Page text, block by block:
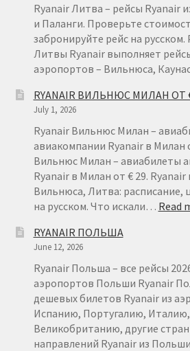
Ryanair Литва – рейсы Ryanair
и Паланги. Проверьте
забронируйте рейс на русском.
Литвы Ryanair выполняет
аэропортов – Вильнюса,
RYANAIR ВИЛЬНЮС МИЛАН ОТ
July 1, 2026
Ryanair Вильнюс Милан –
авиакомпании Ryanair в Милан
Вильнюс Милан – авиабилеты
Ryanair в Милан от € 29. Ryanair
Вильнюса, Литва: расписание,
на русском. Что искали… Read
RYANAIR ПОЛЬША
June 12, 2026
Ryanair Польша – все рейсы
аэропортов Польши Ryanair
дешевых билетов Ryanair из
Испанию, Португалию,
Великобританию, другие
направлений Ryanair из